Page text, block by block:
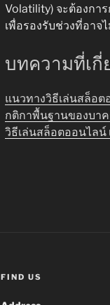
Volatility) จะต้องกา
เพื่อรองรับช่วงที่อา
บทความที่เกี่
แนวทางวิธีเล่นสล็อต
กติกาพื้นฐานของบา
วิธีเล่นสล็อตออนไลน์
FIND US